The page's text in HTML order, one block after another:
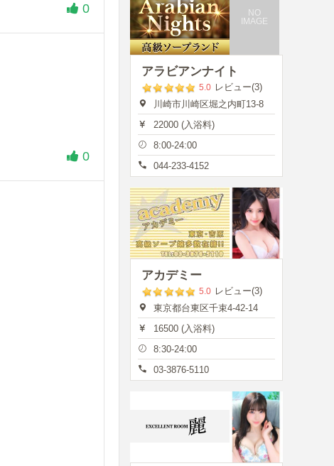
0
0
NO
IMAGE
アラビアンナイト
5.0 レビュー(3)
川崎市川崎区堀之内町13-8
22000 (入浴料)
8:00-24:00
044-233-4152
アカデミー
5.0 レビュー(3)
東京都台東区千束4-42-14
16500 (入浴料)
8:30-24:00
03-3876-5110